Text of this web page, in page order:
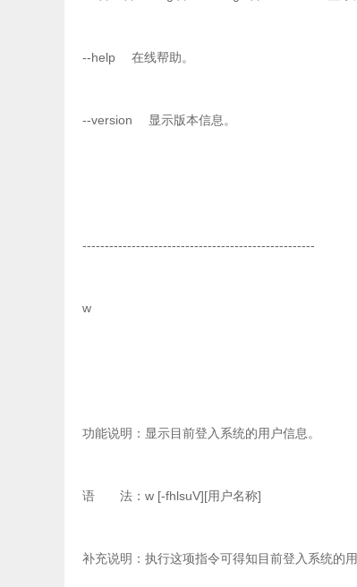
--help 在线帮助。
--version 显示版本信息。
----------------------------------------------------
w
功能说明：显示目前登入系统的用户信息。
语 法：w [-fhlsuV][用户名称]
补充说明：执行这项指令可得知目前登入系统的